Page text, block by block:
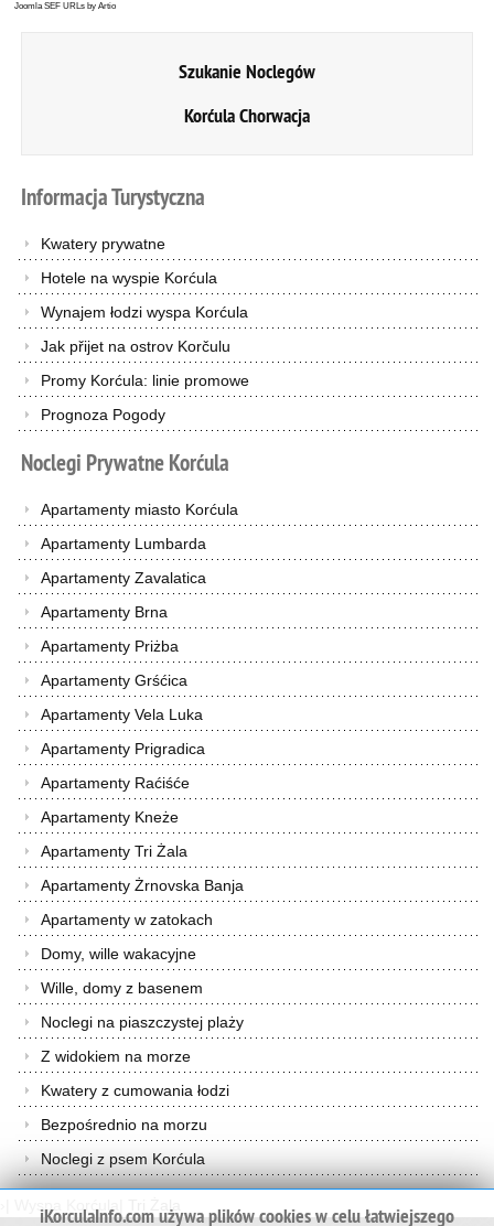
Joomla SEF URLs by Artio
Szukanie Noclegów
Korćula Chorwacja
InformacjaTurystyczna
Kwatery prywatne
Hotele na wyspie Korćula
Wynajem łodzi wyspa Korćula
Jak přijet na ostrov Korčulu
Promy Korćula: linie promowe
Prognoza Pogody
Noclegi PrywatneKorćula
Apartamenty miasto Korćula
Apartamenty Lumbarda
Apartamenty Zavalatica
Apartamenty Brna
Apartamenty Priżba
Apartamenty Grśćica
Apartamenty Vela Luka
Apartamenty Prigradica
Apartamenty Raćiśće
Apartamenty Kneże
Apartamenty Tri Żala
Apartamenty Żrnovska Banja
Apartamenty w zatokach
Domy, wille wakacyjne
Wille, domy z basenem
Noclegi na piaszczystej plaży
Z widokiem na morze
Kwatery z cumowania łodzi
Bezpośrednio na morzu
Noclegi z psem Korćula
Wyspa Korćula Tri Żala
iKorculaInfo.com używa plików cookies w celu łatwiejszego